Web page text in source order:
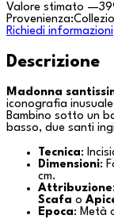
Valore stimato —
Provenienza:
Richiedi informazioni
Descrizione
Madonna
iconografia
Bambino sotto un
basso, due santi
Tecnica:
Dimensioni:
cm.
Attribuzione
Scafa o
Epoca: Metà